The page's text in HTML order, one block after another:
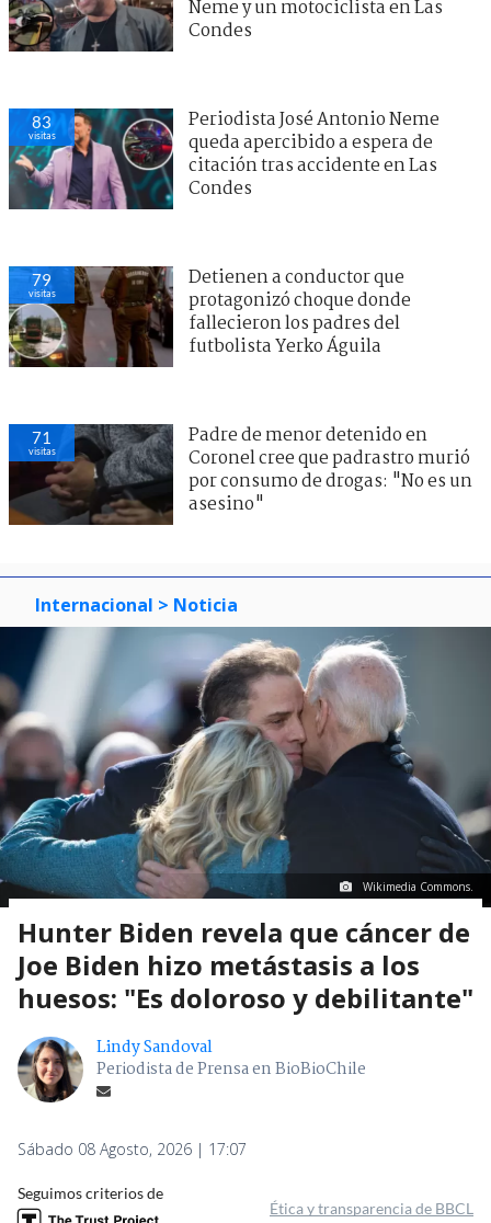
Neme y un motociclista en Las
Condes
83
visitas
Periodista José Antonio Neme
queda apercibido a espera de
citación tras accidente en Las
Condes
79
visitas
Detienen a conductor que
protagonizó choque donde
fallecieron los padres del
futbolista Yerko Águila
71
visitas
Padre de menor detenido en
Coronel cree que padrastro murió
por consumo de drogas: "No es un
asesino"
Internacional > Noticia
Wikimedia Commons.
Hunter Biden revela que cáncer de
Joe Biden hizo metástasis a los
huesos: "Es doloroso y debilitante"
Lindy Sandoval
Periodista de Prensa en BioBioChile
Sábado 08 Agosto, 2026 | 17:07
Seguimos criterios de
Ética y transparencia de BBCL